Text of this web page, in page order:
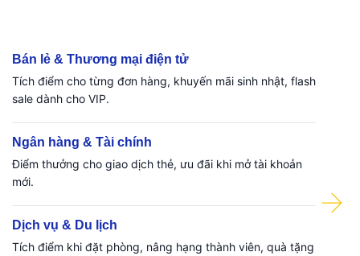
Bán lẻ & Thương mại điện tử
Tích điểm cho từng đơn hàng, khuyến mãi sinh nhật, flash
sale dành cho VIP.
Ngân hàng & Tài chính
Điểm thưởng cho giao dịch thẻ, ưu đãi khi mở tài khoản
mới.
Dịch vụ & Du lịch
Tích điểm khi đặt phòng, nâng hạng thành viên, quà tặng